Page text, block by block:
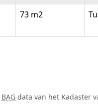
73 m2
BAG data van het Kadaster